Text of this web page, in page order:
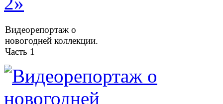
Видеорепортаж о
новогодней коллекции.
Часть 1